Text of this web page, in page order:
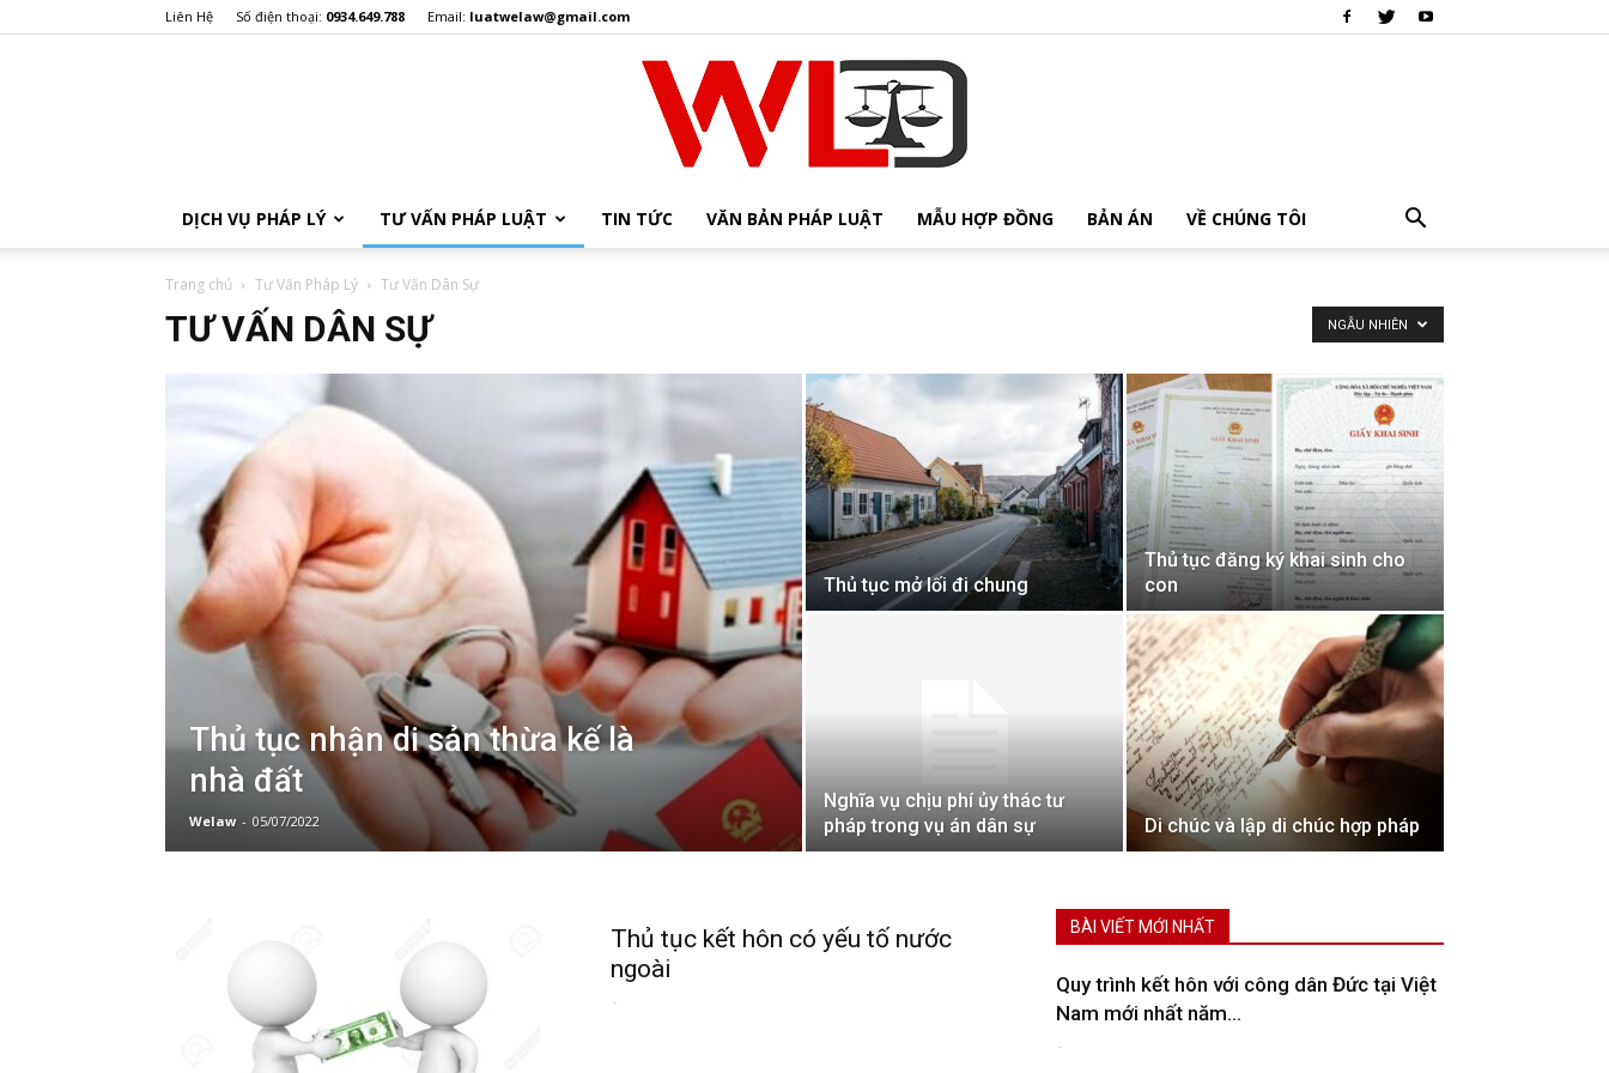
Liên Hệ Số điện thoại: 0934.649.788 Email: luatwelaw@gmail.com
DỊCH VỤ PHÁP LÝ TƯ VẤN PHÁP LUẬT TIN TỨC VĂN BẢN PHÁP LUẬT MẪU HỢP ĐỒNG BẢN ÁN VỀ CHÚNG TÔI
Trang chủ Tư Vấn Pháp Lý Tư Vấn Dân Sự
TƯ VẤN DÂN SỰ NGẪU NHIÊN
Thủ tục nhận di sản thừa kế là
nhà đất
Welaw - 05/07/2022
Thủ tục mở lối đi chung
Thủ tục đăng ký khai sinh cho
con
Nghĩa vụ chịu phí ủy thác tư
pháp trong vụ án dân sự
Di chúc và lập di chúc hợp pháp
Thủ tục kết hôn có yếu tố nước
ngoài
-
BÀI VIẾT MỚI NHẤT
Quy trình kết hôn với công dân Đức tại Việt
Nam mới nhất năm...
-